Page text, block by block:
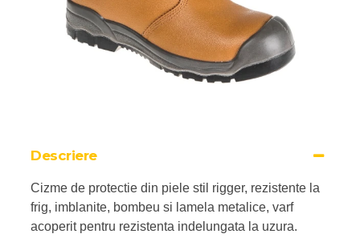
Descriere
Cizme de protectie din piele stil rigger, rezistente la
frig, imblanite, bombeu si lamela metalice, varf
acoperit pentru rezistenta indelungata la uzura.